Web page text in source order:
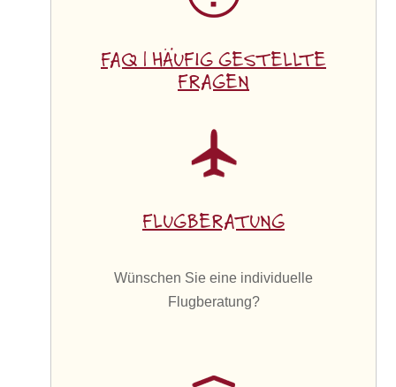
FAQ | HÄUFIG GESTELLTE
FRAGEN
FLUGBERATUNG
Wünschen Sie eine individuelle
Flugberatung?